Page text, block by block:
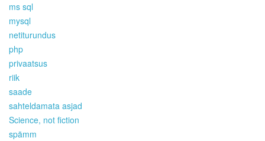
ms sql
mysql
netiturundus
php
privaatsus
riik
saade
sahteldamata asjad
Science, not fiction
spämm